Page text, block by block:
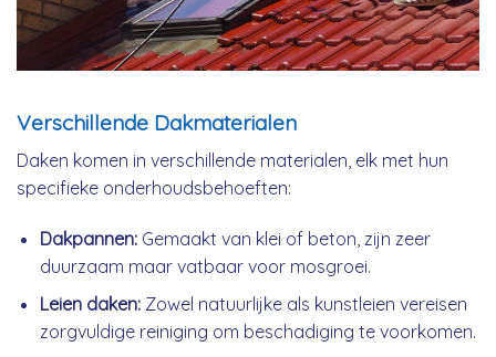
Verschillende Dakmaterialen
Daken komen in verschillende materialen, elk met hun
specifieke onderhoudsbehoeften:
Dakpannen:Gemaakt van klei of beton, zijn zeer
duurzaam maar vatbaar voor mosgroei.
Leien daken:Zowel natuurlijke als kunstleien vereisen
zorgvuldige reiniging om beschadiging te voorkomen.